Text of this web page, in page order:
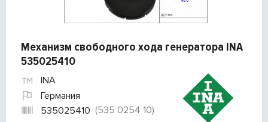
Механизм свободного хода генератора INA
535025410
INA
Германия
535025410 (535 0254 10)